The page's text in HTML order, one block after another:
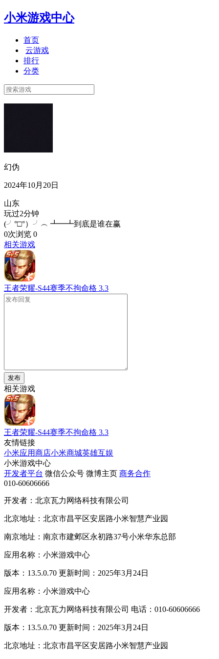
小米游戏中心
首页
云游戏
排行
分类
幻伪
2024年10月20日
山东
玩过2分钟
(╯°□°）╯︵ ┻━┻到底是谁在赢
0次浏览 0
相关游戏
王者荣耀-S44赛季不拘命格 3.3
发布
相关游戏
王者荣耀-S44赛季不拘命格 3.3
友情链接
小米应用商店小米商城英雄互娱
小米游戏中心
开发者平台 微信公众号 微博主页 商务合作
010-60606666
开发者：北京瓦力网络科技有限公司
北京地址：北京市昌平区安居路小米智慧产业园
南京地址：南京市建邺区永初路37号小米华东总部
应用名称：小米游戏中心
版本：13.5.0.70 更新时间：2025年3月24日
应用名称：小米游戏中心
开发者：北京瓦力网络科技有限公司 电话：010-60606666
版本：13.5.0.70 更新时间：2025年3月24日
北京地址：北京市昌平区安居路小米智慧产业园